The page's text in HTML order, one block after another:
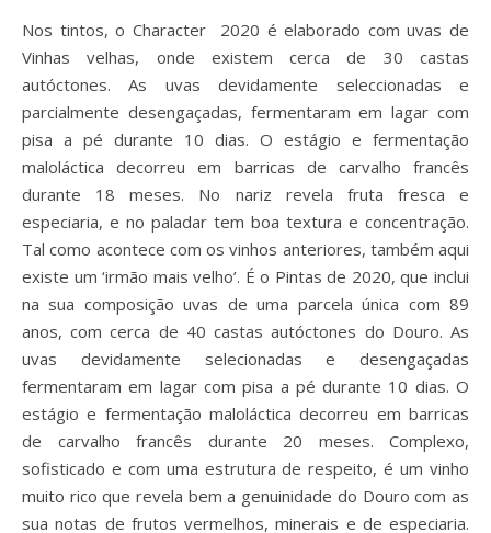
Nos tintos, o Character 2020 é elaborado com uvas de
Vinhas velhas, onde existem cerca de 30 castas
autóctones. As uvas devidamente seleccionadas e
parcialmente desengaçadas, fermentaram em lagar com
pisa a pé durante 10 dias. O estágio e fermentação
maloláctica decorreu em barricas de carvalho francês
durante 18 meses. No nariz revela fruta fresca e
especiaria, e no paladar tem boa textura e concentração.
Tal como acontece com os vinhos anteriores, também aqui
existe um ‘irmão mais velho’. É o Pintas de 2020, que inclui
na sua composição uvas de uma parcela única com 89
anos, com cerca de 40 castas autóctones do Douro. As
uvas devidamente selecionadas e desengaçadas
fermentaram em lagar com pisa a pé durante 10 dias. O
estágio e fermentação maloláctica decorreu em barricas
de carvalho francês durante 20 meses. Complexo,
sofisticado e com uma estrutura de respeito, é um vinho
muito rico que revela bem a genuinidade do Douro com as
sua notas de frutos vermelhos, minerais e de especiaria.